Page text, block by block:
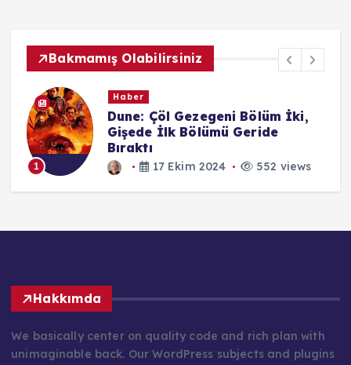
Bakmamış Olabilirsiniz
1
Haber
Dune: Çöl Gezegeni Bölüm İki,
Gişede İlk Bölümü Geride
Bıraktı
17 Ekim 2024 552 views
Hakkımda
We basically center on quality code and rich plan with
unimaginable back. Our WordPress subjects and plugins